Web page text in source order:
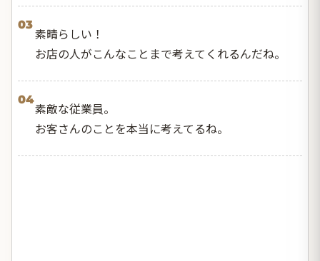
03
素晴らしい！
お店の人がこんなことまで考えてくれるんだね。
04
素敵な従業員。
お客さんのことを本当に考えてるね。